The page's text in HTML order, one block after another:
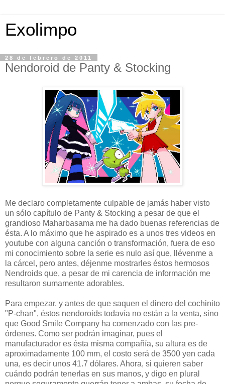
Exolimpo
28 de febrero de 2011
Nendoroid de Panty & Stocking
Me declaro completamente culpable de jamás haber visto
un sólo capítulo de Panty & Stocking a pesar de que el
grandioso Maharbasama me ha dado buenas referencias de
ésta. A lo máximo que he aspirado es a unos tres videos en
youtube con alguna canción o transformación, fuera de eso
mi conocimiento sobre la serie es nulo así que, llévenme a
la cárcel, pero antes, déjenme mostrarles éstos hermosos
Nendroids que, a pesar de mi carencia de información me
resultaron sumamente adorables.
Para empezar, y antes de que saquen el dinero del cochinito
"P-chan", éstos nendoroids todavía no están a la venta, sino
que Good Smile Company ha comenzado con las pre-
órdenes. Como ser podrán imaginar, pues el
manufacturador es ésta misma compañía, su altura es de
aproximadamente 100 mm, el costo será de 3500 yen cada
una, es decir unos 41.7 dólares. Ahora, si quieren saber
cuándo podrán tenerlas en sus manos, y digo en plural